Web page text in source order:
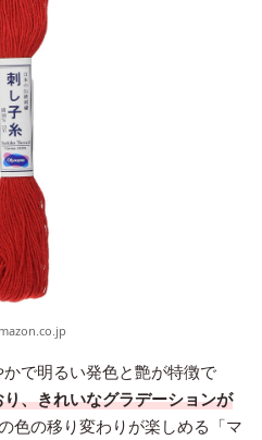
で明るい発色と艶が特徴で
、きれいなグラデーションが
色の移り変わりが楽しめる「マ